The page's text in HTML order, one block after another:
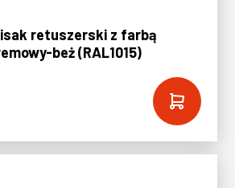
retuszerski z farbą
beż (RAL1015)